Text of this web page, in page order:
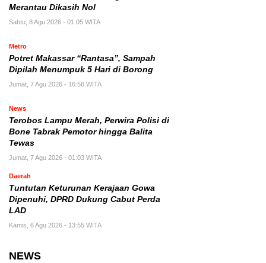
Merantau Dikasih Nol
Sabtu, 8 Agu 2026 - 01:05 WITA
Metro
Potret Makassar “Rantasa”, Sampah
Dipilah Menumpuk 5 Hari di Borong
Jumat, 7 Agu 2026 - 16:56 WITA
News
Terobos Lampu Merah, Perwira Polisi di
Bone Tabrak Pemotor hingga Balita
Tewas
Jumat, 7 Agu 2026 - 01:03 WITA
Daerah
Tuntutan Keturunan Kerajaan Gowa
Dipenuhi, DPRD Dukung Cabut Perda
LAD
Kamis, 6 Agu 2026 - 13:55 WITA
NEWS